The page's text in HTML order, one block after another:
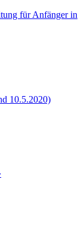
für Anfänger in
10.5.2020)